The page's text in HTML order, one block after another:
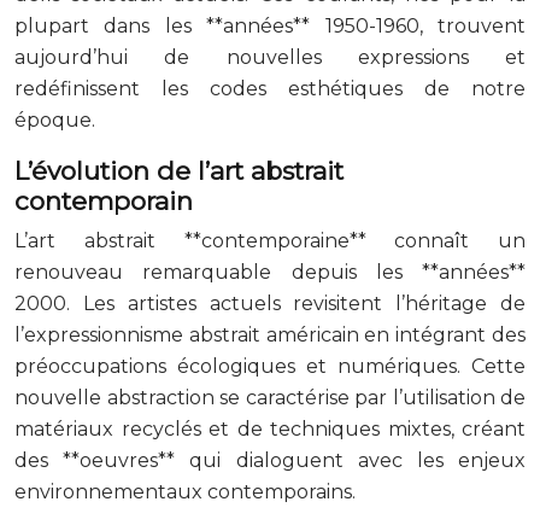
plupart dans les **années** 1950-1960, trouvent
aujourd’hui de nouvelles expressions et
redéfinissent les codes esthétiques de notre
époque.
L’évolution de l’art abstrait
contemporain
L’art abstrait **contemporaine** connaît un
renouveau remarquable depuis les **années**
2000. Les artistes actuels revisitent l’héritage de
l’expressionnisme abstrait américain en intégrant des
préoccupations écologiques et numériques. Cette
nouvelle abstraction se caractérise par l’utilisation de
matériaux recyclés et de techniques mixtes, créant
des **oeuvres** qui dialoguent avec les enjeux
environnementaux contemporains.